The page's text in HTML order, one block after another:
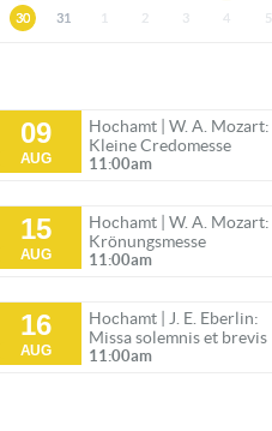
30 31 1 2 3 4 5
09
AUG
Hochamt | W. A. Mozart:
Kleine Credomesse
11:00am
15
AUG
Hochamt | W. A. Mozart:
Krönungsmesse
11:00am
16
AUG
Hochamt | J. E. Eberlin:
Missa solemnis et brevis
11:00am